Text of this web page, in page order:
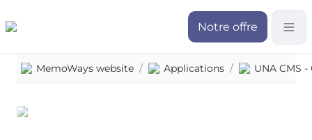
Notre offre
MemoWays website / Applications /